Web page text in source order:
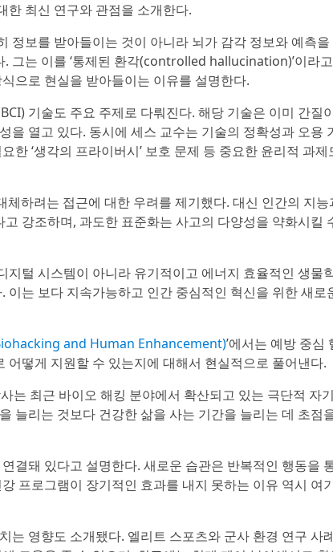
한 최신 연구와 관점을 소개한다.
정보를 받아들이는 것이 아니라 뇌가 감각 정보와 예측을
그는 이를 ‘통제된 환각(controlled hallucination)’이라
으로 현실을 받아들이는 이유를 설명한다.
기술도 주요 주제로 다뤄진다. 해당 기술은 이미 간질
을 열고 있다. 동시에 세스 교수는 기술의 정확성과 오용
한 ‘생각의 프라이버시’ 보호 문제 등 중요한 윤리적 과제
하려는 접근에 대한 우려를 제기했다. 대신 인간의 지능
강조하며, 과도한 표준화는 사고의 다양성을 약화시킬
털 시스템이 아니라 유기적이고 에너지 효율적인 생물
는 보다 지속가능하고 인간 중심적인 혁신을 위한 새로
and Human Enhancement)’에서는 예방 중심
떻게 지원할 수 있는지에 대해서 현실적으로 풀어낸다.
는 최근 바이오 해킹 분야에서 확산되고 있는 극단적 자
늘리는 것보다 건강한 삶을 사는 기간을 늘리는 데 초점
결돼 있다고 설명한다. 새로운 습관은 반복적인 행동을
프로그램이 장기적인 효과를 내지 못하는 이유 역시 여
는 영향도 소개됐다. 엘리트 스포츠와 군사 환경 연구 사